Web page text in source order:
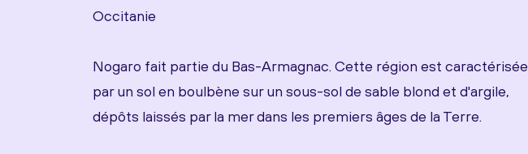
Occitanie
Nogaro fait partie du Bas-Armagnac. Cette région est caractérisée
par un sol en boulbène sur un sous-sol de sable blond et d'argile,
dépôts laissés par la mer dans les premiers âges de la Terre.